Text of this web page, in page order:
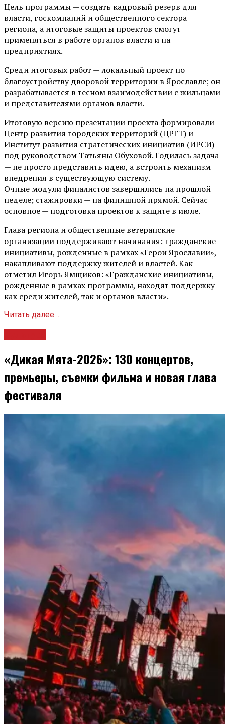
Цель программы — создать кадровый резерв для
власти, госкомпаний и общественного сектора
региона, а итоговые защиты проектов смогут
применяться в работе органов власти и на
предприятиях.
Среди итоговых работ — локальный проект по
благоустройству дворовой территории в Ярославле; он
разрабатывается в тесном взаимодействии с жильцами
и представителями органов власти.
Итоговую версию презентации проекта формировали
Центр развития городских территорий (ЦРГТ) и
Институт развития стратегических инициатив (ИРСИ)
под руководством Татьяны Обуховой. Годилась задача
— не просто представить идею, а встроить механизм
внедрения в существующую систему.
Очные модули финалистов завершились на прошлой
неделе; стажировки — на финишной прямой. Сейчас
основное — подготовка проектов к защите в июле.
Глава региона и общественные ветеранские
организации поддерживают начинания: гражданские
инициативы, рожденные в рамках «Герои Ярославии»,
накапливают поддержку жителей и властей. Как
отметил Игорь Ямщиков: «Гражданские инициативы,
рожденные в рамках программы, находят поддержку
как среди жителей, так и органов власти».
Читать далее ...
«Дикая Мята-2026»: 130 концертов,
премьеры, съемки фильма и новая глава
фестиваля